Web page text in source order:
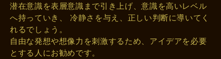
潜在意識を表層意識まで引き上げ、意識を高いレベル
へ持っていき、 冷静さを与え、正しい判断に導いてく
れるでしょう。
自由な発想や想像力を刺激するため、アイデアを必要
とする人にお勧めです。